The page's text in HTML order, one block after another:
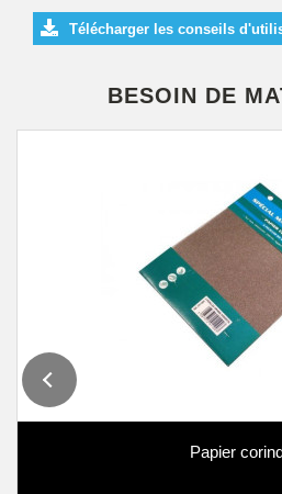
Télécharger les conseils
BESOIN DE
Papier